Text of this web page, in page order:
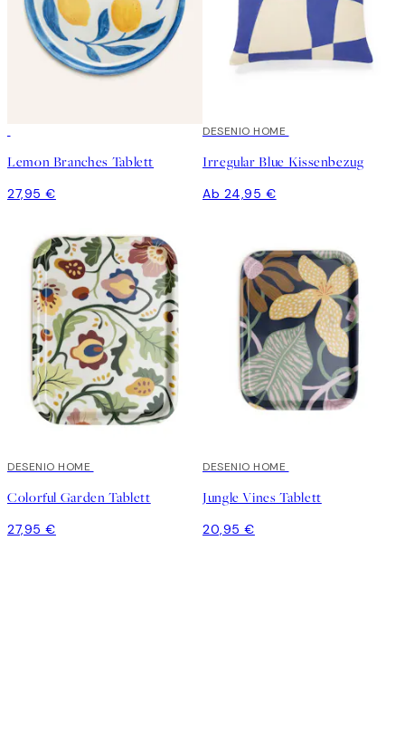
Lemon Branches Tablett
27,95 €
DESENIO HOME
Irregular Blue Kissenbezug
Ab 24,95 €
DESENIO HOME
Colorful Garden Tablett
27,95 €
DESENIO HOME
Jungle Vines Tablett
20,95 €